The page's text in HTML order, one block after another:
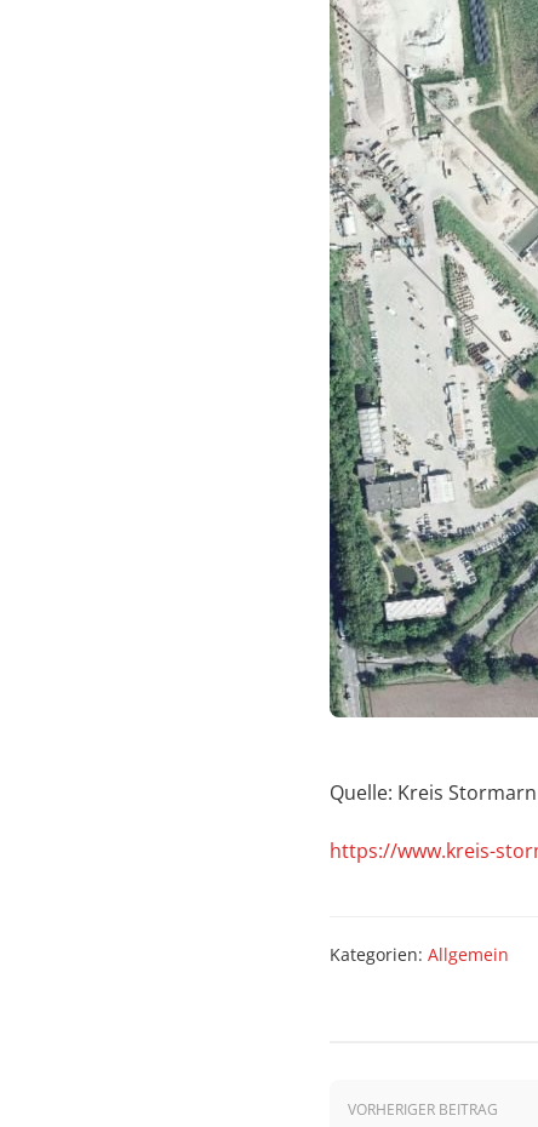
Quelle: Kreis Stormarn
https://www.kreis-
Kategorien: Allgemein
Beitrags-
VORHERIGER BEITRAG